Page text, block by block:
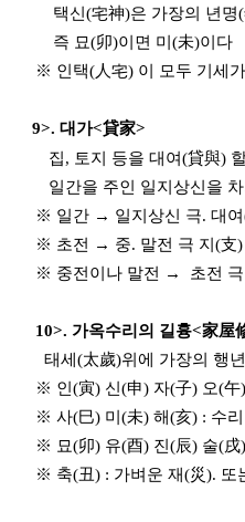
택신(宅神)은 가장의 년명(
즉 묘(卯)이면 미(未)이다
※ 인택(人宅) 이 모두 기세
9>. 대가<貸家>
집, 토지 등을 대여(貸與)
일간을 주인 일지상신을 차
※ 일간 → 일지상신 극. 대여
※ 초전 → 중. 말전 극 지(支)
※ 중전이나 말전 → 초전 극
10>. 가옥수리의 길흉<家屋
태세(太歲)위에 가장의 행년
※ 인(寅) 신(申) 자(子) 오(午
※ 사(巳) 미(未) 해(亥) : 수리
※ 묘(卯) 유(酉) 진(辰) 술(戌
※ 축(丑) : 가벼운 재(災). 또